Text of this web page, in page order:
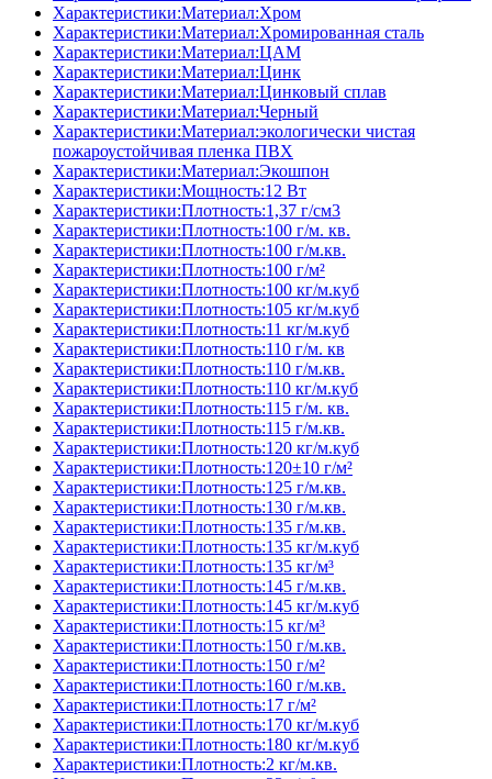
Характеристики:Материал:Хром
Характеристики:Материал:Хромированная сталь
Характеристики:Материал:ЦАМ
Характеристики:Материал:Цинк
Характеристики:Материал:Цинковый сплав
Характеристики:Материал:Черный
Характеристики:Материал:экологически чистая
пожароустойчивая пленка ПВХ
Характеристики:Материал:Экошпон
Характеристики:Мощность:12 Вт
Характеристики:Плотность:1,37 г/см3
Характеристики:Плотность:100 г/м. кв.
Характеристики:Плотность:100 г/м.кв.
Характеристики:Плотность:100 г/м²
Характеристики:Плотность:100 кг/м.куб
Характеристики:Плотность:105 кг/м.куб
Характеристики:Плотность:11 кг/м.куб
Характеристики:Плотность:110 г/м. кв
Характеристики:Плотность:110 г/м.кв.
Характеристики:Плотность:110 кг/м.куб
Характеристики:Плотность:115 г/м. кв.
Характеристики:Плотность:115 г/м.кв.
Характеристики:Плотность:120 кг/м.куб
Характеристики:Плотность:120±10 г/м²
Характеристики:Плотность:125 г/м.кв.
Характеристики:Плотность:130 г/м.кв.
Характеристики:Плотность:135 г/м.кв.
Характеристики:Плотность:135 кг/м.куб
Характеристики:Плотность:135 кг/м³
Характеристики:Плотность:145 г/м.кв.
Характеристики:Плотность:145 кг/м.куб
Характеристики:Плотность:15 кг/м³
Характеристики:Плотность:150 г/м.кв.
Характеристики:Плотность:150 г/м²
Характеристики:Плотность:160 г/м.кв.
Характеристики:Плотность:17 г/м²
Характеристики:Плотность:170 кг/м.куб
Характеристики:Плотность:180 кг/м.куб
Характеристики:Плотность:2 кг/м.кв.